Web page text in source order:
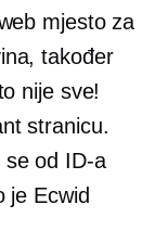
mjesto za
također
nije sve!
stranicu.
se od ID-a
je Ecwid